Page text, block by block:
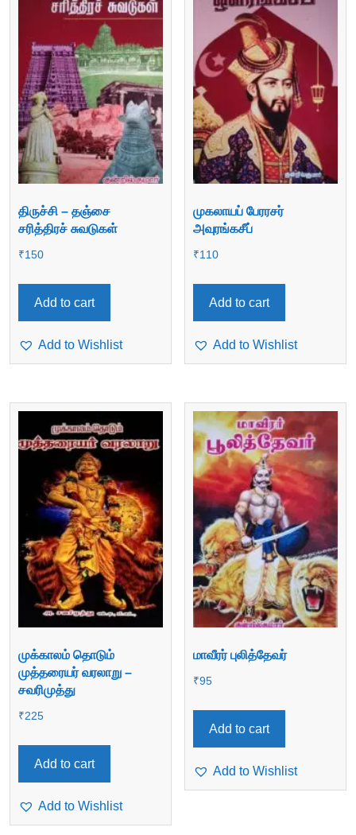
திருச்சி – தஞ்சை
சரித்திரச் சுவடுகள்
₹150
Add to cart
Add to Wishlist
முகலாயப் பேரரசர்
அவுரங்கசீப்
₹110
Add to cart
Add to Wishlist
முக்காலம் தொடும்
முத்தரையர் வரலாறு –
சவரிமுத்து
₹225
Add to cart
Add to Wishlist
மாவீரர் புலித்தேவர்
₹95
Add to cart
Add to Wishlist